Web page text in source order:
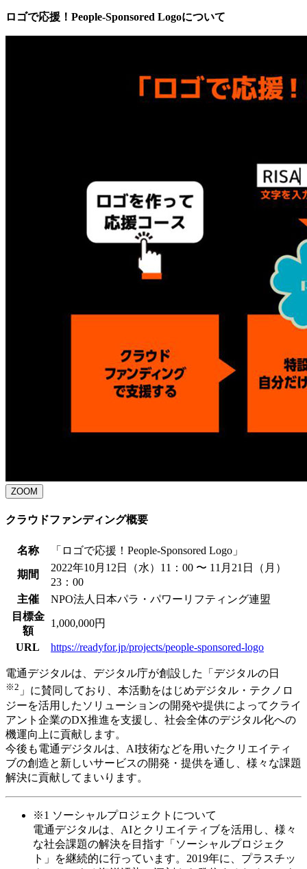
ロゴで応援！People-Sponsored Logoについて
ZOOM
クラウドファンディング概要
名称 「ロゴで応援！People-Sponsored Logo」
期間
2022年10月12日（水）11：00 〜 11月21日（月）
23：00
主催
NPO法人日本パラ・パワーリフティング連盟
目標金
額
1,000,000円
URL https://readyfor.jp/projects/people-sponsored-logo
電通デジタルは、デジタル庁が創設した「デジタルの日
※2 」に賛同しており、本活動をはじめデジタル・テクノロ
ジーを活用したソリューションの開発や提供によってクライ
アント企業のDX推進を支援し、社会全体のデジタル化への
機運向上に貢献します。
今後も電通デジタルは、AI技術などを用いたクリエイティ
ブの創造と新しいサービスの開発・提供を通し、様々な課題
解決に貢献してまいります。
※1 ソーシャルプロジェクトについて
電通デジタルは、AIとクリエイティブを活用し、様々
な社会課題の解決を目指す「ソーシャルプロジェク
ト」を継続的に行っています。2019年に、プラスチッ